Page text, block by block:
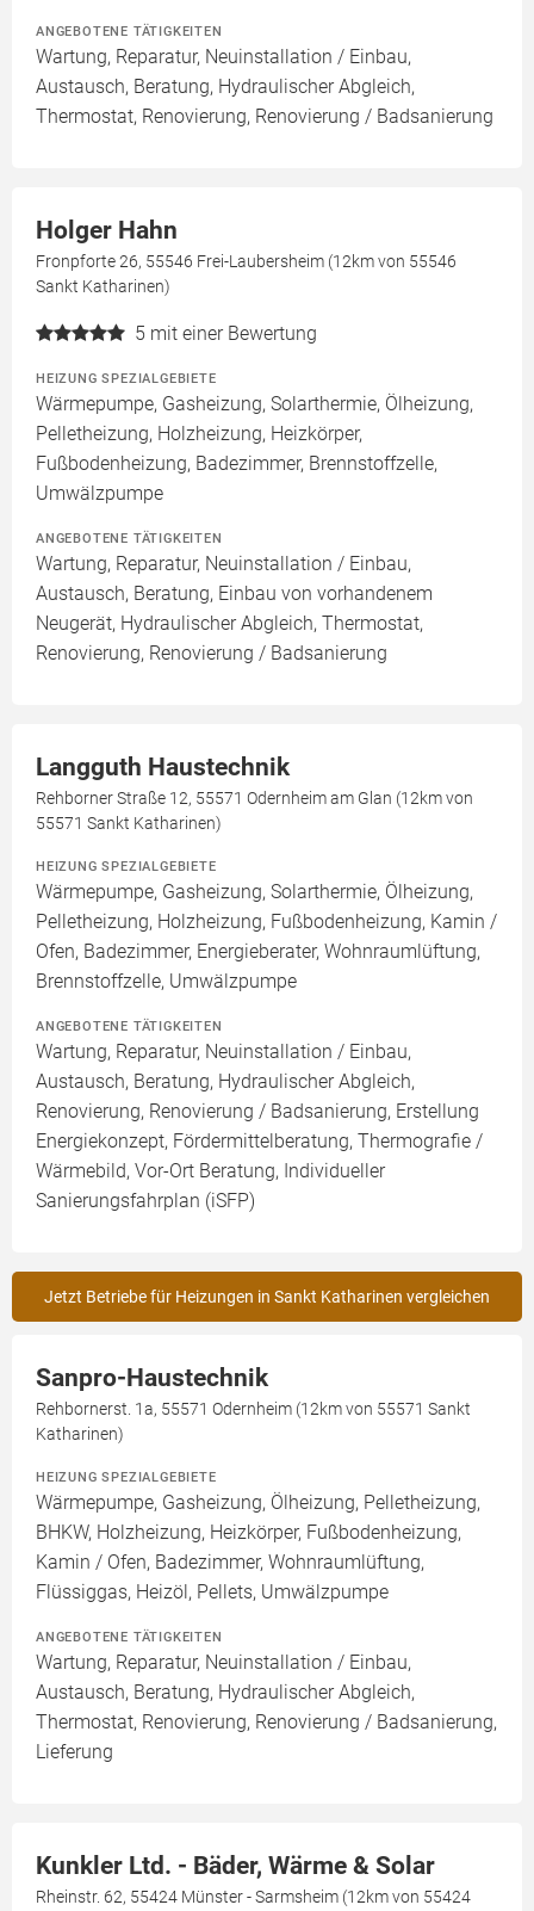
ANGEBOTENE TÄTIGKEITEN
Wartung, Reparatur, Neuinstallation / Einbau,
Austausch, Beratung, Hydraulischer Abgleich,
Thermostat, Renovierung, Renovierung / Badsanierung
Holger Hahn
Fronpforte 26, 55546 Frei-Laubersheim (12km von 55546
Sankt Katharinen)
5 mit einer Bewertung
HEIZUNG SPEZIALGEBIETE
Wärmepumpe, Gasheizung, Solarthermie, Ölheizung,
Pelletheizung, Holzheizung, Heizkörper,
Fußbodenheizung, Badezimmer, Brennstoffzelle,
Umwälzpumpe
ANGEBOTENE TÄTIGKEITEN
Wartung, Reparatur, Neuinstallation / Einbau,
Austausch, Beratung, Einbau von vorhandenem
Neugerät, Hydraulischer Abgleich, Thermostat,
Renovierung, Renovierung / Badsanierung
Langguth Haustechnik
Rehborner Straße 12, 55571 Odernheim am Glan (12km von
55571 Sankt Katharinen)
HEIZUNG SPEZIALGEBIETE
Wärmepumpe, Gasheizung, Solarthermie, Ölheizung,
Pelletheizung, Holzheizung, Fußbodenheizung, Kamin /
Ofen, Badezimmer, Energieberater, Wohnraumlüftung,
Brennstoffzelle, Umwälzpumpe
ANGEBOTENE TÄTIGKEITEN
Wartung, Reparatur, Neuinstallation / Einbau,
Austausch, Beratung, Hydraulischer Abgleich,
Renovierung, Renovierung / Badsanierung, Erstellung
Energiekonzept, Fördermittelberatung, Thermografie /
Wärmebild, Vor-Ort Beratung, Individueller
Sanierungsfahrplan (iSFP)
Jetzt Betriebe für Heizungen in Sankt Katharinen vergleichen
Sanpro-Haustechnik
Rehbornerst. 1a, 55571 Odernheim (12km von 55571 Sankt
Katharinen)
HEIZUNG SPEZIALGEBIETE
Wärmepumpe, Gasheizung, Ölheizung, Pelletheizung,
BHKW, Holzheizung, Heizkörper, Fußbodenheizung,
Kamin / Ofen, Badezimmer, Wohnraumlüftung,
Flüssiggas, Heizöl, Pellets, Umwälzpumpe
ANGEBOTENE TÄTIGKEITEN
Wartung, Reparatur, Neuinstallation / Einbau,
Austausch, Beratung, Hydraulischer Abgleich,
Thermostat, Renovierung, Renovierung / Badsanierung,
Lieferung
Kunkler Ltd. - Bäder, Wärme & Solar
Rheinstr. 62, 55424 Münster - Sarmsheim (12km von 55424